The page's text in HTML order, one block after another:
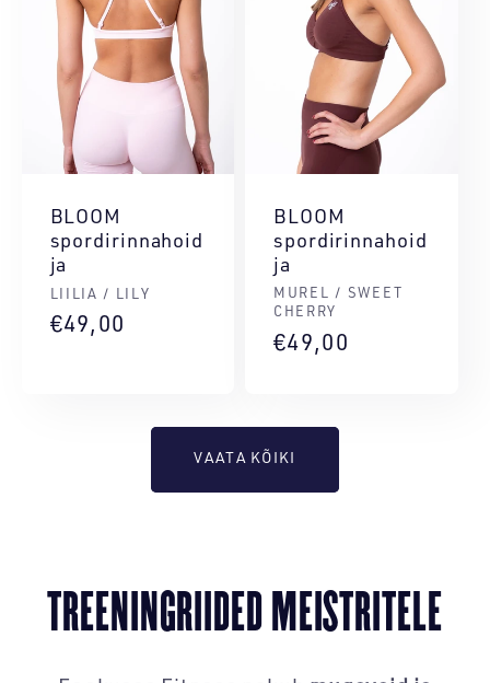
BLOOM
spordirinnahoid
ja
Müüja:
LIILIA / LILY
Tavahind
€49,00
BLOOM
spordirinnahoid
ja
Müüja:
MUREL / SWEET
CHERRY
Tavahind
€49,00
VAATA KÕIKI
TREENINGRIIDED MEISTRITELE